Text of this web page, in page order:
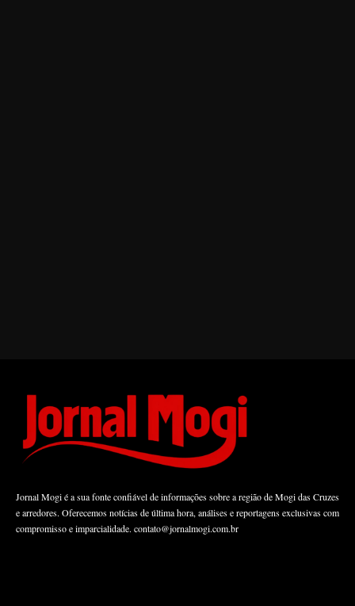
Jornal Mogi é a sua fonte confiável de informações sobre a região de Mogi das Cruzes
e arredores. Oferecemos notícias de última hora, análises e reportagens exclusivas com
compromisso e imparcialidade. contato@jornalmogi.com.br